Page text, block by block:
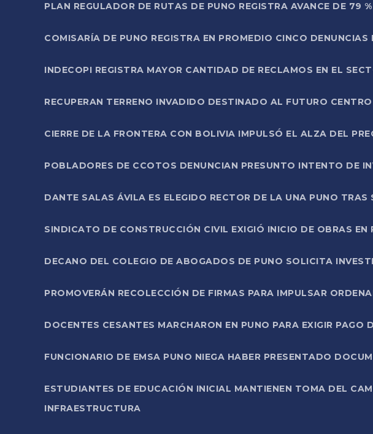
PLAN REGULADOR DE RUTAS DE PUNO REGISTRA AVANCE DE 79
COMISARÍA DE PUNO REGISTRA EN PROMEDIO CINCO
INDECOPI REGISTRA MAYOR CANTIDAD DE RECLAMOS EN EL
RECUPERAN TERRENO INVADIDO DESTINADO AL FUTURO
CIERRE DE LA FRONTERA CON BOLIVIA IMPULSÓ EL ALZA DEL
POBLADORES DE CCOTOS DENUNCIAN PRESUNTO INTENTO DE
DANTE SALAS ÁVILA ES ELEGIDO RECTOR DE LA UNA PUNO
SINDICATO DE CONSTRUCCIÓN CIVIL EXIGIÓ INICIO DE OBRAS
DECANO DEL COLEGIO DE ABOGADOS DE PUNO SOLICITA
PROMOVERÁN RECOLECCIÓN DE FIRMAS PARA IMPULSAR
DOCENTES CESANTES MARCHARON EN PUNO PARA EXIGIR PAGO
FUNCIONARIO DE EMSA PUNO NIEGA HABER PRESENTADO
ESTUDIANTES DE EDUCACIÓN INICIAL MANTIENEN TOMA DEL
INFRAESTRUCTURA